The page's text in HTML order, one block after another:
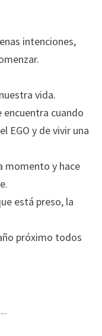
intenciones,
vida.
cuando
EGO y de vivir una
momento y hace
está preso, la
próximo todos